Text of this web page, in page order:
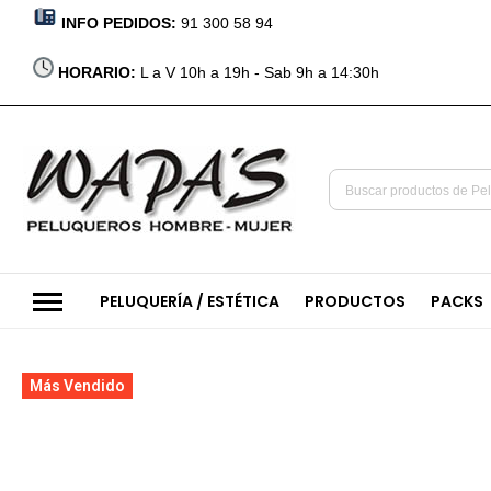
INFO PEDIDOS: 91 300 58 94
HORARIO: L a V 10h a 19h - Sab 9h a 14:30h
PELUQUERÍA / ESTÉTICA PRODUCTOS PACKS
Saltar
al
Más Vendido